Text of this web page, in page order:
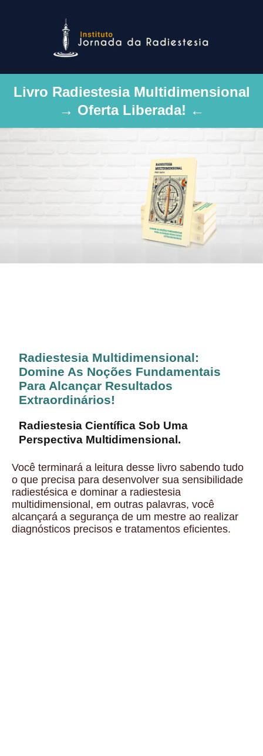
Livro Radiestesia Multidimensional
→ Oferta Liberada! ←
Radiestesia Multidimensional:
Domine As Noções Fundamentais
Para Alcançar Resultados
Extraordinários!
Radiestesia Científica Sob Uma
Perspectiva Multidimensional.
Você terminará a leitura desse livro sabendo tudo
o que precisa para desenvolver sua sensibilidade
radiestésica e dominar a radiestesia
multidimensional, em outras palavras, você
alcançará a segurança de um mestre ao realizar
diagnósticos precisos e tratamentos eficientes.